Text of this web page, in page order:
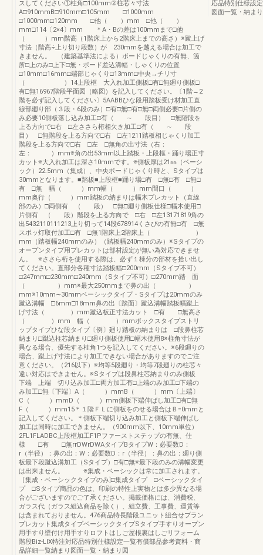
スしてください①柱角□100mm②柱芯々寸法
A□910mmB□910mm□105mm □1000mm
□1000mm□120mm □他（ ）mm □他（ ）
mm□114〔2×4〕mm ＊A・Bの差は100mmまで□他
（ ）mm階高（1階床上から2階床上までの高さ）※蹴上げ
寸法（階高÷上り切り段数）が 230mmを越える場合は加工で
きません。 （建築基準法による）ボードじゃくりの有無、箇
所□上のみ□上下□無・ボード差込溝幅・しゃくりの位置
□10mm□16mm□端部じゃくり□13mm□中央→チリ寸
（ ）14上段框 大入れ加工側板□有□無廻り側板□
有□無16967階段平面図（略図）を記入してください。〔1階→2
階を必ず記入してください〕5AABBひな段用踏板受け材加工直
線部廻り部（３段・6段のみ）□有□無□有□無□両側必要□片側の
み必要10側板落し込み加工□有（ ∼ 段目） □無階段を
上る方向で□右 □左ささら桁相欠き加工□有（ ∼ 段
目） □無階段を上る方向で□右 □左1211踏板相じゃくり加工
階段を上る方向で□右 □左 □無角の出寸法（右：
左： ）mm※角の出53mm以上踏板・上段框・踊り場正寸
カット※大入れ加工は深さ10mmです。※側板厚は21㎜（ベーシ
ック）22.5mm（集成）、中央ボードじゃくり時と、Sタイプは
30mmとなります。■踏板■上段框■踊り場□有 □無□有 □無□
有 □無 幅（ ）mm幅（ ）mm間口（ ）
mm奥行（ ）mm踏板の納まりは幅木プレカット（直線
部のみ）□両側有 （ 段） □無□廻り側板仕様□幅木使用□
片側有 （ 段）階段を上る方向で □右 □左13171819角の
出5432110111213上り切って14段678914くさびの有無□有 □無
スポッ灯取付加工□有 □無1階床上2階床上（ ）
mm（踏板幅240mmのみ）（踏板幅240mmのみ）※Sタイプの
オープンタイプ用プレカットは部材設定が無い為対応できませ
ん。 ※ささら桁を使用する際は、必ず１棟分の部材を拾い出し
てください。直部分各種寸法踏板幅□200mm（Sタイプ不可）
□247mm□230mm□240mm（Sタイプ不可）□270mm踏 面
（ ）mm※最大250mmまで鼻の出（ ）
mm※10mm∼30mmベーシックタイプ・Sタイプは20mmのみ
蹴込溝幅 □6mm□18mm鼻の出〔踏面〕蹴込溝幅踏板幅蹴上
げ寸法（ ）mm蹴込板正寸法カット □有 □無高さ
（ ）mm 幅（ ）mmボックスタイプストリ
ップタイプひな段タイプ〔例〕廻り踏板の納まりは □段鼻柱芯
納まり□蹴込柱芯納まり□廻り側板使用□幅木使用8※柱角寸法が
異なる場合、優先する柱角1つを記入してください。※6段廻りの
場合、蹴上げ寸法により加工できない場合がありますのでご注
意ください。（216以下）※均等5段廻り・均等7段廻りの柱芯々
違い対応はできません。※Sタイプは段鼻柱芯納まりのみ側板
下端 上端 切り込み加工□両方加工有□上端のみ加工□下端の
み加工□無〔下端〕A（ ）mmB（ ）mm〔上端〕
C（ ）mmD（ ）mm側板下端伸ばし加工□有□無
F（ ）mm15＊１階ＦＬに側板をのせる場合はＢ=0mmと
記入してください。＊側板下端切り込み加工と側板下端伸ばし
加工は同時に加工できません。（900mm以下、10mm単位）
2FL1FLADBC上段框加工F1Pファーストステップの有無、仕
様 □有 □無rrDWrDWAタイプBタイプW：必要数D：
r（半径）：鼻の出：W：必要数D：r（半径）：鼻の出：廻り側
板最下段蹴込溝加工（Sタイプ）□有□無※最下段のみの溝幅変更
は出来ません。 ※集成・ベーシックは常に加工されます。
［集成・ベーシックタイプのみ]□集成タイプ □ベーシックタイ
プ □Sタイプ商品の色は、印刷の特性上実物とは多少異なる場
合がございますのでご了承ください。掲載価格には、消費税、
ガラス代（ガラス組込商品を除く）、組立費、工事費、運賃等
は含まれておりません。476商品特長階段ユニット組合せプラン
プレカット集成タイプベーシックタイプSタイプ手すりオープン
用手すり壁付け用手すりロフトはしご屋根裏はしごリフォーム
階段Biz-LIX特注対応品特別仕様設定一覧有償部品参考資料・商
品詳細一覧納まり図面一覧・納まり図
応品特別仕様設
図面一覧・納ま